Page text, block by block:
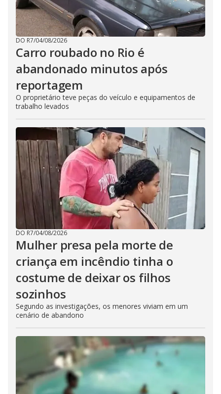
DO R7/04/08/2026
Carro roubado no Rio é
abandonado minutos após
reportagem
O proprietário teve peças do veículo e equipamentos de
trabalho levados
DO R7/04/08/2026
Mulher presa pela morte de
criança em incêndio tinha o
costume de deixar os filhos
sozinhos
Segundo as investigações, os menores viviam em um
cenário de abandono